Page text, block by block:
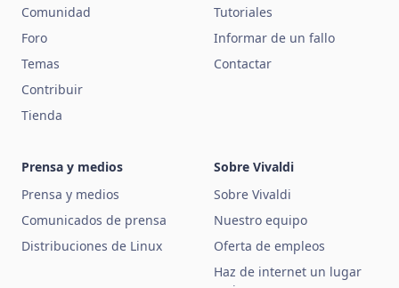
Comunidad
Foro
Temas
Contribuir
Tienda
Tutoriales
Informar de un fallo
Contactar
Prensa y medios
Prensa y medios
Comunicados de prensa
Distribuciones de Linux
Sobre Vivaldi
Sobre Vivaldi
Nuestro equipo
Oferta de empleos
Haz de internet un lugar